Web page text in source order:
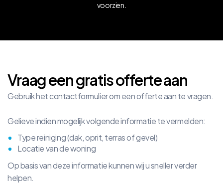
voorzien.
Vraag een gratis offerte aan
Gebruik het contactformulier om een offerte aan te vragen.
Gelieve indien mogelijk volgende informatie te vermelden:
Type reiniging (dak, oprit, terras of gevel)
Locatie van de woning
Op basis van deze informatie kunnen wij u sneller verder
helpen.